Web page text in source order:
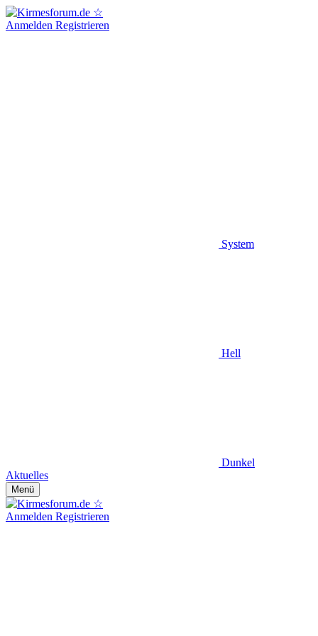
Anmelden Registrieren
System
Hell
Dunkel
Aktuelles
Menü
Anmelden Registrieren